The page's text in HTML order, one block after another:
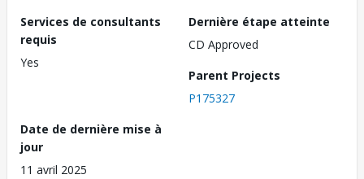
Services de consultants
requis
Yes
Dernière étape atteinte
CD Approved
Parent Projects
P175327
Date de dernière mise à
jour
11 avril 2025